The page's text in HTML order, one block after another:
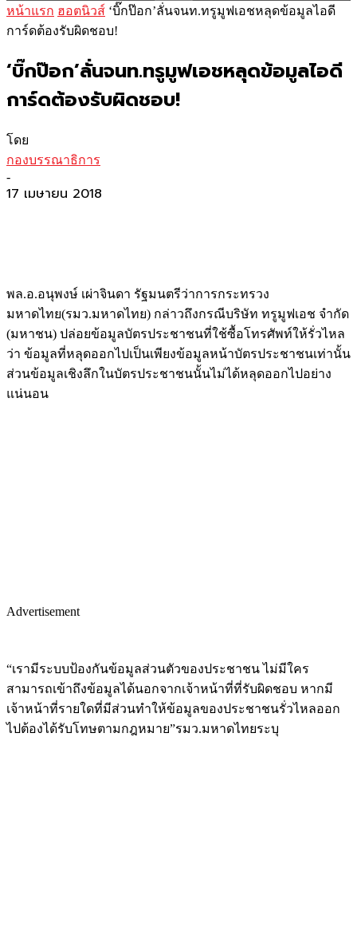
หน้าแรก ฮอตนิวส์ ‘บิ๊กป๊อก’ลั่นจนท.ทรูมูฟเอชหลุดข้อมูลไอดี
การ์ดต้องรับผิดชอบ!
‘บิ๊กป๊อก’ลั่นจนท.ทรูมูฟเอชหลุดข้อมูลไอดี
การ์ดต้องรับผิดชอบ!
โดย
กองบรรณาธิการ
-
17 เมษายน 2018
พล.อ.อนุพงษ์ เผ่าจินดา รัฐมนตรีว่าการกระทรวง
มหาดไทย(รมว.มหาดไทย) กล่าวถึงกรณีบริษัท ทรูมูฟเอช จำกัด
(มหาชน) ปล่อยข้อมูลบัตรประชาชนที่ใช้ซื้อโทรศัพท์ให้รั่วไหล
ว่า ข้อมูลที่หลุดออกไปเป็นเพียงข้อมูลหน้าบัตรประชาชนเท่านั้น
ส่วนข้อมูลเชิงลึกในบัตรประชาชนนั้นไม่ได้หลุดออกไปอย่าง
แน่นอน
Advertisement
“เรามีระบบป้องกันข้อมูลส่วนตัวของประชาชน ไม่มีใคร
สามารถเข้าถึงข้อมูลได้นอกจากเจ้าหน้าที่ที่รับผิดชอบ หากมี
เจ้าหน้าที่รายใดที่มีส่วนทำให้ข้อมูลของประชาชนรั่วไหลออก
ไปต้องได้รับโทษตามกฎหมาย”รมว.มหาดไทยระบุ